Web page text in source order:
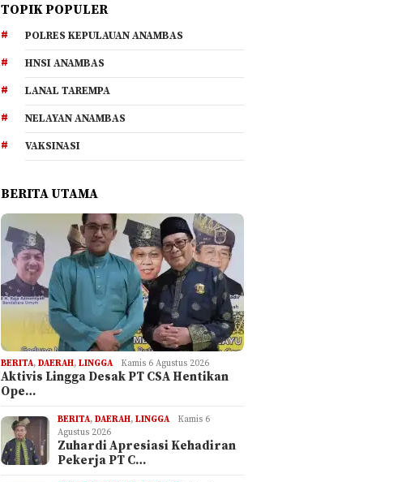
TOPIK POPULER
POLRES KEPULAUAN ANAMBAS
HNSI ANAMBAS
LANAL TAREMPA
NELAYAN ANAMBAS
VAKSINASI
BERITA UTAMA
BERITA,DAERAH,LINGGA Kamis 6 Agustus 2026
Aktivis Lingga Desak PT CSA Hentikan
Ope…
BERITA,DAERAH,LINGGA
Kamis 6
Agustus 2026
Zuhardi Apresiasi Kehadiran
Pekerja PT C…